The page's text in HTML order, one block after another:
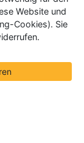
Website und
Cookies). Sie